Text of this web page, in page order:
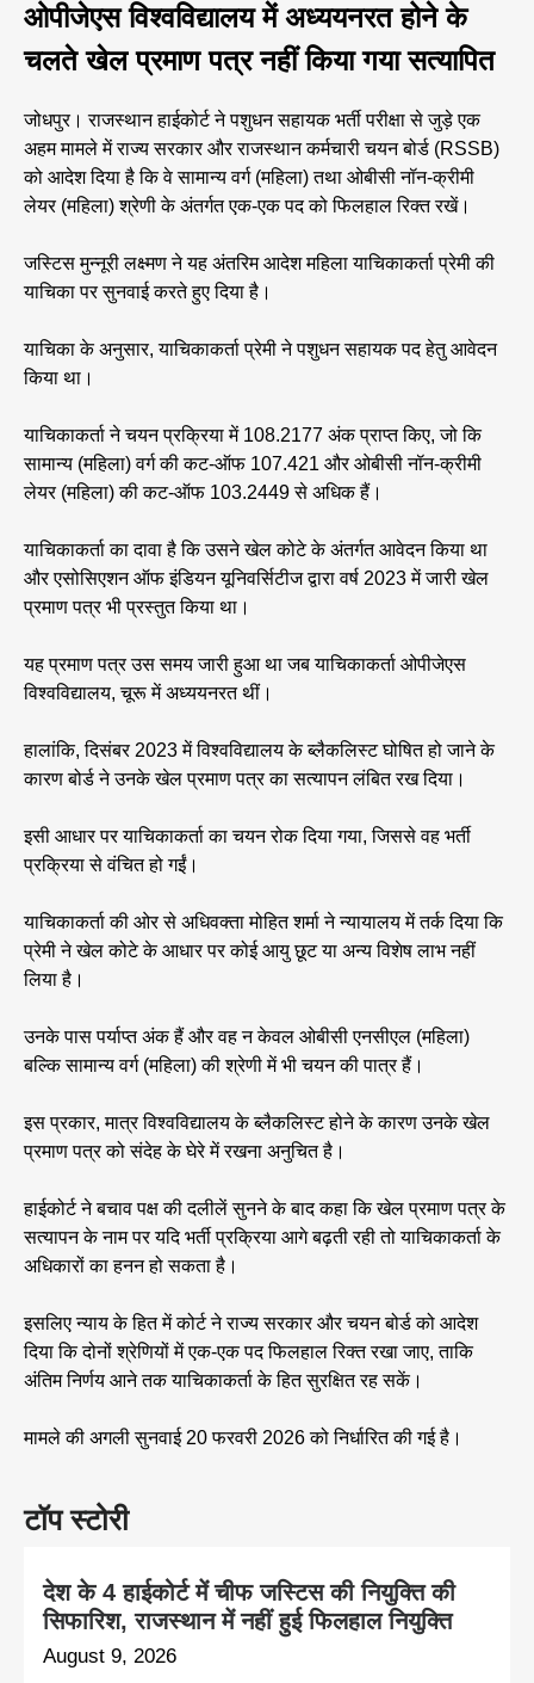
टॉप स्टोरी
देश के 4 हाईकोर्ट में चीफ जस्टिस की नियुक्ति की
सिफारिश, राजस्थान में नहीं हुई फिलहाल नियुक्ति
August 9, 2026
ओपीजेएस विश्वविद्यालय में अध्ययनरत होने के
चलते खेल प्रमाण पत्र नहीं किया गया सत्यापित
जोधपुर। राजस्थान हाईकोर्ट ने पशुधन सहायक भर्ती परीक्षा से जुड़े एक
अहम मामले में राज्य सरकार और राजस्थान कर्मचारी चयन बोर्ड (RSSB)
को आदेश दिया है कि वे सामान्य वर्ग (महिला) तथा ओबीसी नॉन-क्रीमी
लेयर (महिला) श्रेणी के अंतर्गत एक-एक पद को फिलहाल रिक्त रखें।
जस्टिस मुन्नूरी लक्ष्मण ने यह अंतरिम आदेश महिला याचिकाकर्ता प्रेमी की
याचिका पर सुनवाई करते हुए दिया है।
याचिका के अनुसार, याचिकाकर्ता प्रेमी ने पशुधन सहायक पद हेतु आवेदन
किया था।
याचिकाकर्ता ने चयन प्रक्रिया में 108.2177 अंक प्राप्त किए, जो कि
सामान्य (महिला) वर्ग की कट-ऑफ 107.421 और ओबीसी नॉन-क्रीमी
लेयर (महिला) की कट-ऑफ 103.2449 से अधिक हैं।
याचिकाकर्ता का दावा है कि उसने खेल कोटे के अंतर्गत आवेदन किया था
और एसोसिएशन ऑफ इंडियन यूनिवर्सिटीज द्वारा वर्ष 2023 में जारी खेल
प्रमाण पत्र भी प्रस्तुत किया था।
यह प्रमाण पत्र उस समय जारी हुआ था जब याचिकाकर्ता ओपीजेएस
विश्वविद्यालय, चूरू में अध्ययनरत थीं।
हालांकि, दिसंबर 2023 में विश्वविद्यालय के ब्लैकलिस्ट घोषित हो जाने के
कारण बोर्ड ने उनके खेल प्रमाण पत्र का सत्यापन लंबित रख दिया।
इसी आधार पर याचिकाकर्ता का चयन रोक दिया गया, जिससे वह भर्ती
प्रक्रिया से वंचित हो गईं।
याचिकाकर्ता की ओर से अधिवक्ता मोहित शर्मा ने न्यायालय में तर्क दिया कि
प्रेमी ने खेल कोटे के आधार पर कोई आयु छूट या अन्य विशेष लाभ नहीं
लिया है।
उनके पास पर्याप्त अंक हैं और वह न केवल ओबीसी एनसीएल (महिला)
बल्कि सामान्य वर्ग (महिला) की श्रेणी में भी चयन की पात्र हैं।
इस प्रकार, मात्र विश्वविद्यालय के ब्लैकलिस्ट होने के कारण उनके खेल
प्रमाण पत्र को संदेह के घेरे में रखना अनुचित है।
हाईकोर्ट ने बचाव पक्ष की दलीलें सुनने के बाद कहा कि खेल प्रमाण पत्र के
सत्यापन के नाम पर यदि भर्ती प्रक्रिया आगे बढ़ती रही तो याचिकाकर्ता के
अधिकारों का हनन हो सकता है।
इसलिए न्याय के हित में कोर्ट ने राज्य सरकार और चयन बोर्ड को आदेश
दिया कि दोनों श्रेणियों में एक-एक पद फिलहाल रिक्त रखा जाए, ताकि
अंतिम निर्णय आने तक याचिकाकर्ता के हित सुरक्षित रह सकें।
मामले की अगली सुनवाई 20 फरवरी 2026 को निर्धारित की गई है।